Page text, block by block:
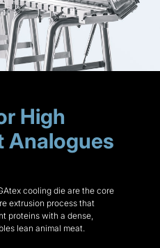
High
Analogues
cooling die are the core
extrusion process that
proteins with a dense,
lean animal meat.